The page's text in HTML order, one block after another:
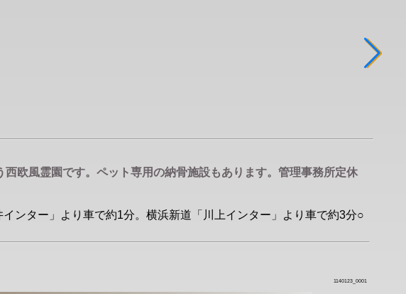
欧風霊園です。ペット専用の納骨施設もあります。管理事務所定休
ンター」より車で約1分。横浜新道「川上インター」より車で約3分○
1140123_0001